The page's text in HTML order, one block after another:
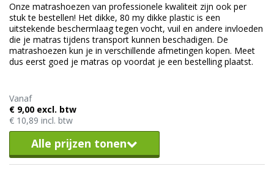
Onze matrashoezen van professionele kwaliteit zijn ook per
stuk te bestellen! Het dikke, 80 my dikke plastic is een
uitstekende beschermlaag tegen vocht, vuil en andere invloeden
die je matras tijdens transport kunnen beschadigen. De
matrashoezen kun je in verschillende afmetingen kopen. Meet
dus eerst goed je matras op voordat je een bestelling plaatst.
Vanaf
€ 9,00 excl. btw
€ 10,89 incl. btw
Alle prijzen tonen